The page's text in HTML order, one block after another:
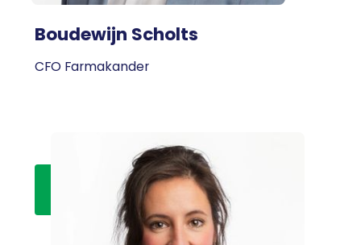
Boudewijn Scholts
CFO Farmakander